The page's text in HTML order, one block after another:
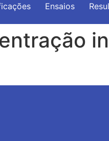
Ensaios